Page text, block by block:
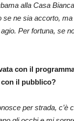
alla Casa
se ne sia accorto,
Per fortuna, se
con il
il pubblico?
per strada, c’è